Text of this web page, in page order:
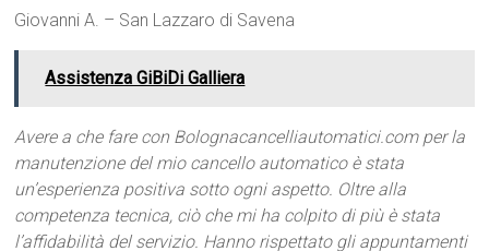
Giovanni A. – San Lazzaro di Savena
Assistenza GiBiDi Galliera
Avere a che fare con Bolognacancelliautomatici.com per la
manutenzione del mio cancello automatico è stata
un’esperienza positiva sotto ogni aspetto. Oltre alla
competenza tecnica, ciò che mi ha colpito di più è stata
l’affidabilità del servizio. Hanno rispettato gli appuntamenti